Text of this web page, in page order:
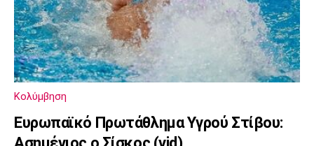
Κολύμβηση
Ευρωπαϊκό Πρωτάθλημα Υγρού Στίβου: